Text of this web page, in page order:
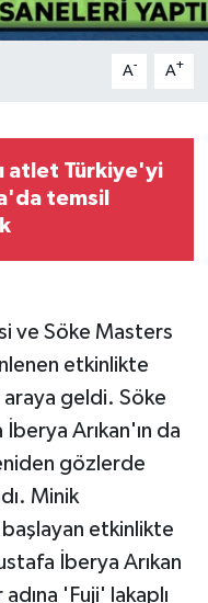
A- A+
atlet Türkiye'yi
temsil
ve Söke Masters
etkinlikte
geldi. Söke
Arıkan'ın da
gözlerde
Minik
etkinlikte
İberya Arıkan
'Fuji' lakaplı